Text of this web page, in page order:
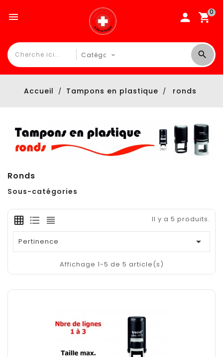
0

Accueil Tampons en plastique ronds
Ronds
Sous-catégories
Il y a 5 produits.
Pertinence 
Affichage 1-5 de 5 article(s)